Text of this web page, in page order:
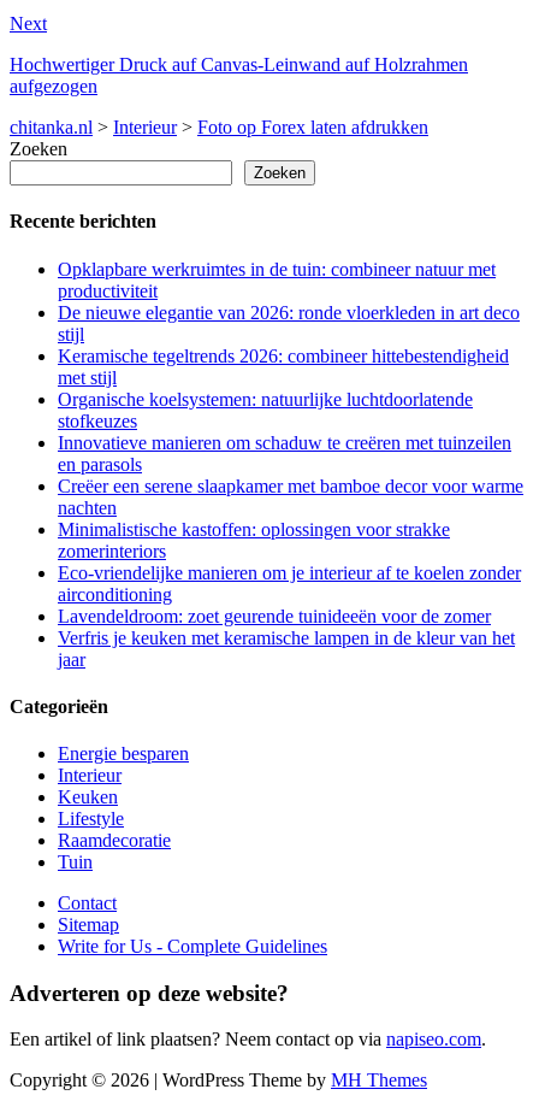
Next
Hochwertiger Druck auf Canvas-Leinwand auf Holzrahmen
aufgezogen
chitanka.nl > Interieur> Foto op Forex laten afdrukken
Zoeken
Zoeken
Recente berichten
Opklapbare werkruimtes in de tuin: combineer natuur met
productiviteit
De nieuwe elegantie van 2026: ronde vloerkleden in art deco
stijl
Keramische tegeltrends 2026: combineer hittebestendigheid
met stijl
Organische koelsystemen: natuurlijke luchtdoorlatende
stofkeuzes
Innovatieve manieren om schaduw te creëren met tuinzeilen
en parasols
Creëer een serene slaapkamer met bamboe decor voor warme
nachten
Minimalistische kastoffen: oplossingen voor strakke
zomerinteriors
Eco-vriendelijke manieren om je interieur af te koelen zonder
airconditioning
Lavendeldroom: zoet geurende tuinideeën voor de zomer
Verfris je keuken met keramische lampen in de kleur van het
jaar
Categorieën
Energie besparen
Interieur
Keuken
Lifestyle
Raamdecoratie
Tuin
Contact
Sitemap
Write for Us - Complete Guidelines
Adverteren op deze website?
Een artikel of link plaatsen? Neem contact op via napiseo.com.
Copyright © 2026 | WordPress Theme by MH Themes